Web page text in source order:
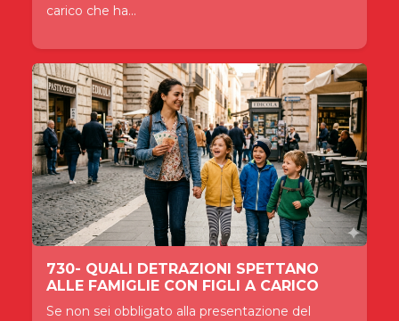
carico che ha...
730- QUALI DETRAZIONI SPETTANO
ALLE FAMIGLIE CON FIGLI A CARICO
Se non sei obbligato alla presentazione del